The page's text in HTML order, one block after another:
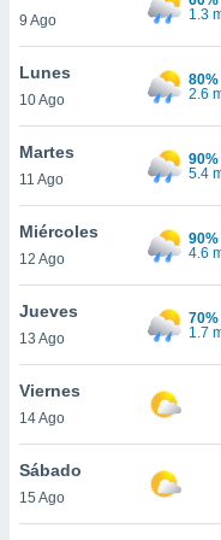
más
nuestra
y
de
disponible
cookies
aceptar
9 Ago
1.3
Lunes
10 Ago
80%
2.6
Martes
11 Ago
90%
5.4
Miércoles
12 Ago
90%
4.6
Jueves
13 Ago
70%
1.7
Viernes
14 Ago
Sábado
15 Ago